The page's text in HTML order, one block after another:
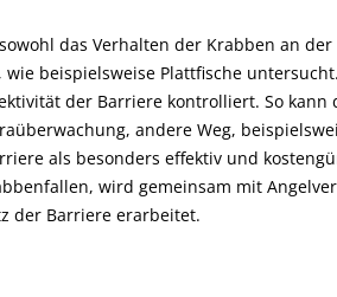
das Verhalten der Krabben an der
beispielsweise Plattfische
der Barriere kontrolliert. So
andere Weg,
als besonders effektiv und
wird gemeinsam mit
der Barriere erarbeitet.